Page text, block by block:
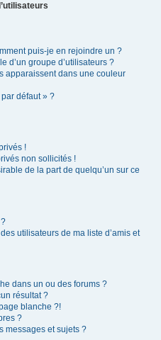
puis-je en rejoindre un ?
d’un groupe d’utilisateurs ?
apparaissent dans une couleur
par défaut » ?
!
non sollicités !
de la part de quelqu’un sur ce
utilisateurs de ma liste d’amis et
dans un ou des forums ?
résultat ?
blanche ?!
?
messages et sujets ?